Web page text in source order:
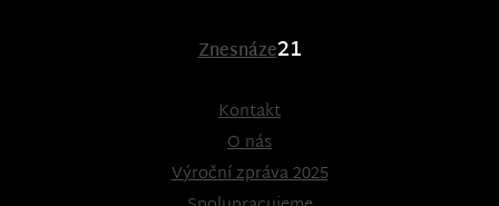
Znesnáze21
Kontakt
O nás
Výroční zpráva 2025